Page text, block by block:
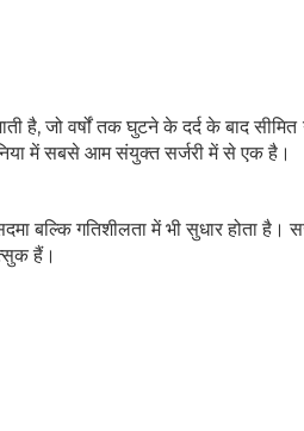
है, जो वर्षों तक घुटने के दर्द के बाद
में सबसे आम संयुक्त सर्जरी में से एक है।
बल्कि गतिशीलता में भी सुधार होता है।
हैं।